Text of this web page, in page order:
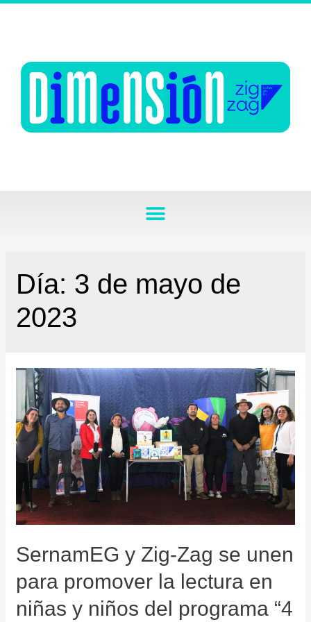
Día: 3 de mayo de
2023
SernamEG y Zig-Zag se unen
para promover la lectura en
niñas y niños del programa “4